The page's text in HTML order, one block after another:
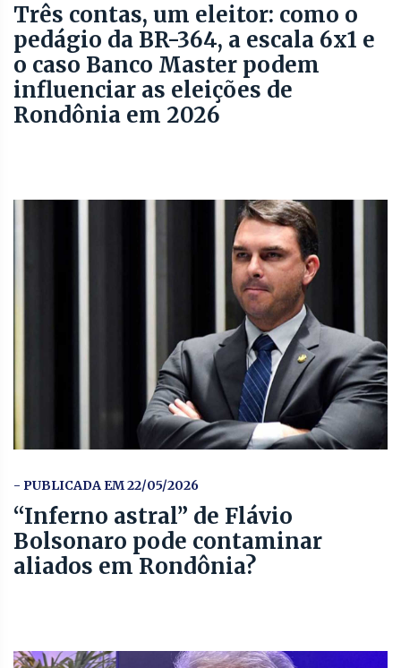
Três contas, um eleitor: como o
pedágio da BR-364, a escala 6x1 e
o caso Banco Master podem
influenciar as eleições de
Rondônia em 2026
- PUBLICADA EM 22/05/2026
“Inferno astral” de Flávio
Bolsonaro pode contaminar
aliados em Rondônia?